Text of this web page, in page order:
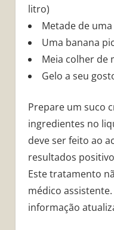
litro)
Metade de
Uma banana
Meia colher de
Gelo a seu
Prepare um suco
ingredientes no
deve ser feito ao
resultados
Este tratamento
médico
informação